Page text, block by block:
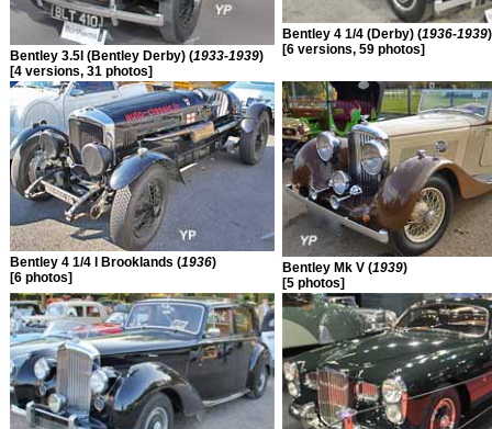
Bentley 3.5l (Bentley Derby) (1933-1939)
[4 versions, 31 photos]
Bentley 4 1/4 (Derby) (1936-1939)
[6 versions, 59 photos]
Bentley 4 1/4 l Brooklands (1936)
[6 photos]
Bentley Mk V (1939)
[5 photos]